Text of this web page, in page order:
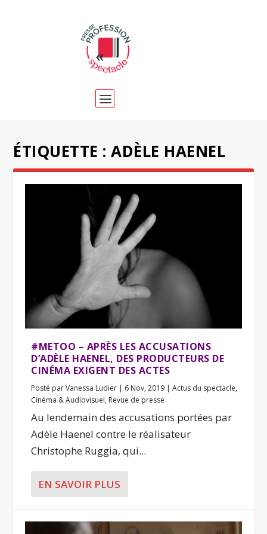
ÉTIQUETTE :ADÈLE HAENEL
#METOO – APRÈS LES ACCUSATIONS
D’ADÈLE HAENEL, DES PRODUCTEURS DE
CINÉMA EXIGENT DES ACTES
Posté parVanessa Ludier | 6 Nov, 2019 |Actus du spectacle,
Cinéma & Audiovisuel, Revue de presse
Au lendemain des accusations portées par
Adèle Haenel contre le réalisateur
Christophe Ruggia, qui...
EN SAVOIR PLUS